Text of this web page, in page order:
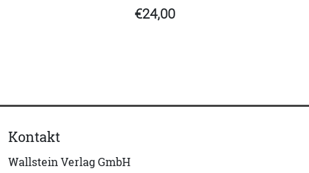
€24,00
Kontakt
Wallstein Verlag GmbH